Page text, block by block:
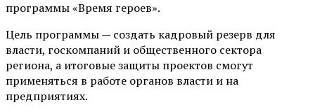
программы «Время героев».
Цель программы — создать кадровый резерв для
власти, госкомпаний и общественного сектора
региона, а итоговые защиты проектов смогут
применяться в работе органов власти и на
предприятиях.